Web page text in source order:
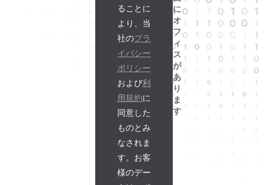
e
s
+
1
ることに
より、当
社のプラ
イバシー
ポリシー
および利
用規約に
同意した
ものとみ
なされま
す。お客
様のデー
に
オ
フ
ィ
ス
が
あ
り
ま
す